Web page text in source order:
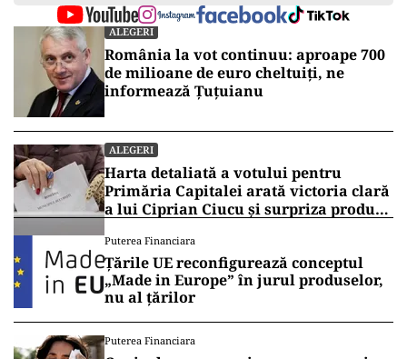
ALEGERI
România la vot continuu: aproape 700
de milioane de euro cheltuiți, ne
informează Țuțuianu
ALEGERI
Harta detaliată a votului pentru
Primăria Capitalei arată victoria clară
a lui Ciprian Ciucu și surpriza produsă
Puterea Financiara
Țările UE reconfigurează conceptul
„Made in Europe” în jurul produselor,
nu al țărilor
Puterea Financiara